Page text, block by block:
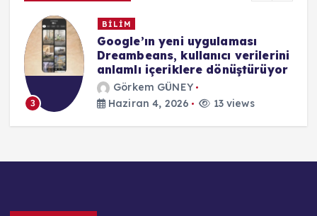
EĞİTİM
Evde Eğitim Uygulamalarında
Güvenlik Açığı İddiaları
Görkem GÜNEY
Haziran 4, 2026
Company